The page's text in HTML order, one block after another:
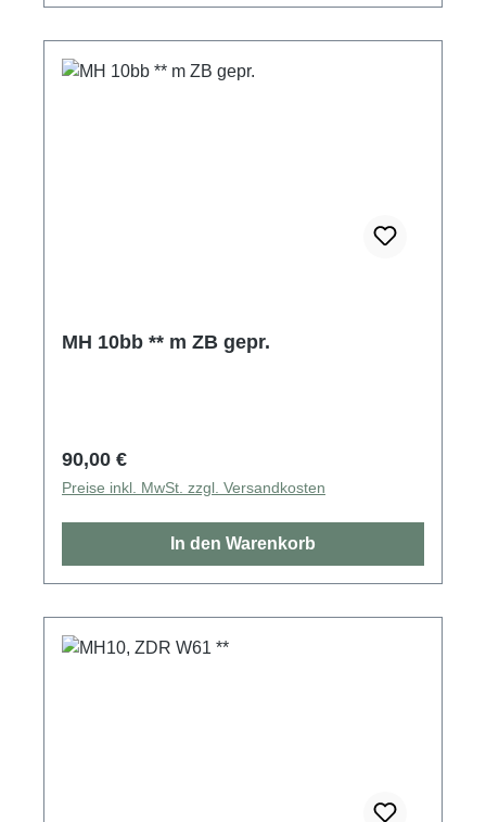
MH 10bb ** m ZB gepr.
Regulärer Preis:
90,00 €
Preise inkl. MwSt. zzgl. Versandkosten
In den Warenkorb